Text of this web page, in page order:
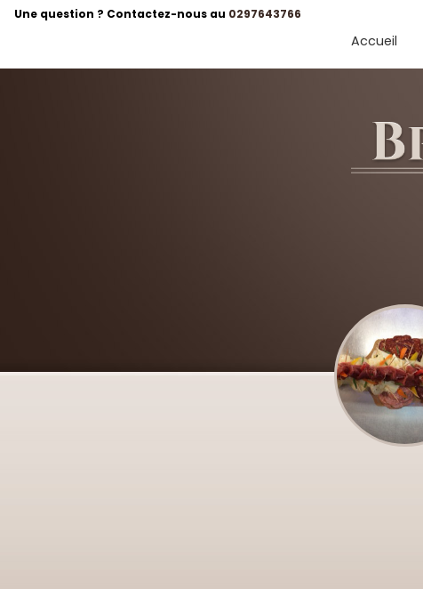
Accueil
Une question ? Contactez-nous au 0297643766